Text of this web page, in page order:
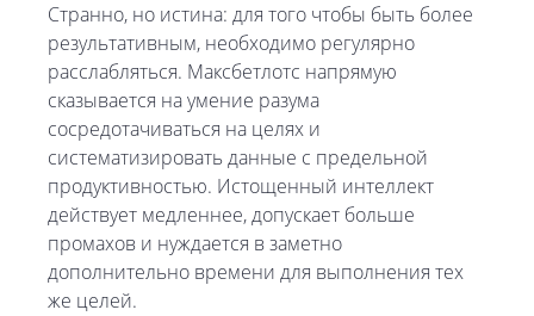
Странно, но истина: для того чтобы быть более
результативным, необходимо регулярно
расслабляться. Максбетлотс напрямую
сказывается на умение разума
сосредотачиваться на целях и
систематизировать данные с предельной
продуктивностью. Истощенный интеллект
действует медленнее, допускает больше
промахов и нуждается в заметно
дополнительно времени для выполнения тех
же целей.